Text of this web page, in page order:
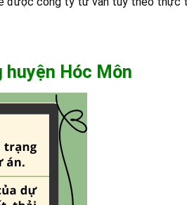
huyện Hóc Môn